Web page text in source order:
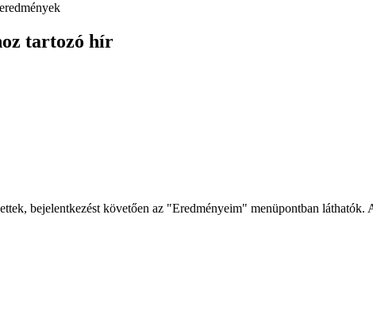
tartozó hír
bejelentkezést követően az "Eredményeim" menüpontban